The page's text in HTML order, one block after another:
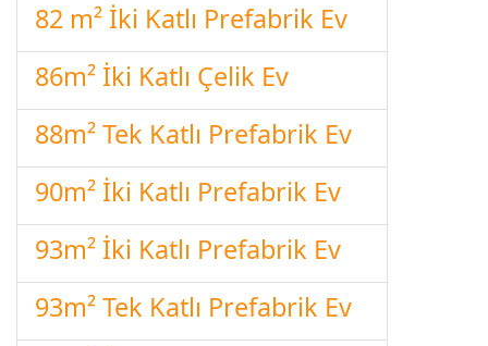
82 m² İki Katlı Prefabrik Ev
86m² İki Katlı Çelik Ev
88m² Tek Katlı Prefabrik Ev
90m² İki Katlı Prefabrik Ev
93m² İki Katlı Prefabrik Ev
93m² Tek Katlı Prefabrik Ev